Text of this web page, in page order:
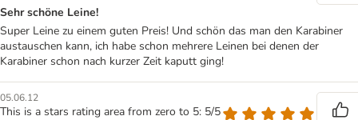
Sehr schöne Leine!
Super Leine zu einem guten Preis! Und schön das man den Karabiner
austauschen kann, ich habe schon mehrere Leinen bei denen der
Karabiner schon nach kurzer Zeit kaputt ging!
05.06.12
This is a stars rating area from zero to 5: 5/5